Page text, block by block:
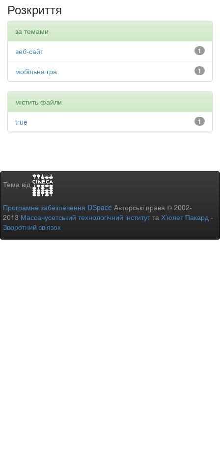
Розкриття
за темами
1
веб-сайт
1
мобільна гра
містить файли
1
true
Тема від
Програмне забезпечення DSpace Авторські права © 2002-
2013 Массачусетський технологічний інститутта Х’юлет Пакард -
Зворотний зв’язок